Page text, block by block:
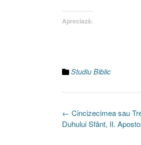
Apreciază:
Studiu Biblic
Post
navigation
← Cincizecimea sau
Duhului Sfânt, II.